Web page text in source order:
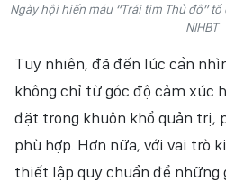
QUỐC TẾ
NHỊP SỐNG THỜI ĐẠI
AN NINH - XÃ HỘI
KHOA HỌC - GIÁO DỤC
Ngày hội hiến máu “Trái tim Thủ đô”
NIHBT
Tuy nhiên, đã đến lúc cần
không chỉ từ góc độ cảm xúc
đặt trong khuôn khổ quản trị,
phù hợp. Hơn nữa, với vai trò
thiết lập quy chuẩn để những